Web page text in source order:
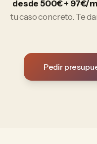
desde 500€ + 97€/
tu caso concreto. Te
Pedir